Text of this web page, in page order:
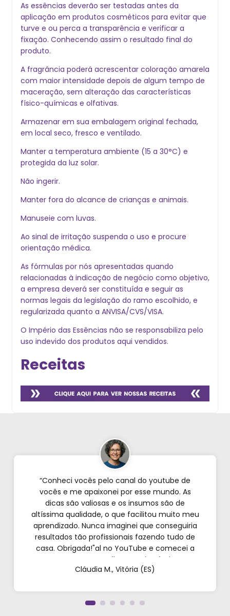
As essências deverão ser testadas antes da
aplicação em produtos cosméticos para evitar que
turve e ou perca a transparência e verificar a
fixação. Conhecendo assim o resultado final do
produto.
A fragrância poderá acrescentar coloração amarela
com maior intensidade depois de algum tempo de
maceração, sem alteração das características
físico-químicas e olfativas.
Armazenar em sua embalagem original fechada,
em local seco, fresco e ventilado.
Manter a temperatura ambiente (15 a 30°C) e
protegida da luz solar.
Não ingerir.
Manter fora do alcance de crianças e animais.
Manuseie com luvas.
Ao sinal de irritação suspenda o uso e procure
orientação médica.
As fórmulas por nós apresentadas quando
relacionadas à indicação de negócio como objetivo,
a empresa deverá ser constituída e seguir as
normas legais da legislação do ramo escolhido, e
regularizada quanto a ANVISA/CVS/VISA.
O Império das Essências não se responsabiliza pelo
uso indevido dos produtos aqui vendidos.
Receitas
“Conheci vocês pelo canal do youtube de
vocês e me apaixonei por esse mundo. As
dicas são valiosas e os insumos são de
altíssima qualidade, o que facilitou muito meu
aprendizado. Nunca imaginei que conseguiria
resultados tão profissionais fazendo tudo de
casa. Obrigada!"al no YouTube e comecei a
testar em casa. As dicas são incríveis e os
produtos são exatamente como mostram nos
perfumes!”
Cláudia M., Vitória (ES)